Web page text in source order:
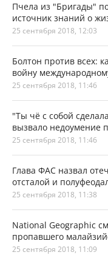
Пчела из "Бригады"
источник знаний о
25 сентября 2018, 12:03
Болтон против всех:
войну
25 сентября 2018, 11:46
"Ты чё с собой
вызвало недоумение
25 сентября 2018, 11:46
Глава ФАС назвал
отсталой и
25 сентября 2018, 11:38
National Geographic
пропавшего
25 сентября 2018, 11:09